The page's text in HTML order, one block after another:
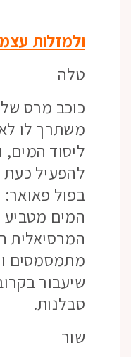
ולמזלות
טלה
כוכב מרס
משתרך לו
ליסוד המים,
להפעיל
בפול פאואר:
המים מטביע
המרסיאלית
מתמסמסים
שיעבור
סבלנות.
שור